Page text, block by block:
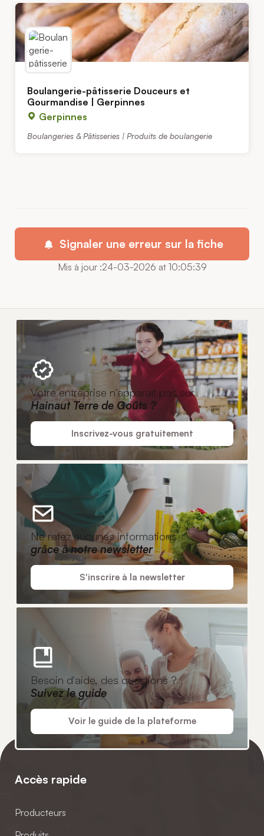
Boulangerie-pâtisserie Douceurs et
Gourmandise | Gerpinnes
Gerpinnes
Boulangeries & Pâtisseries | Produits de boulangerie
Signaler une erreur sur la fiche
Mis à jour :24-03-2026 at 10:05:39
Votre entreprise n'apparaît pas sur
Hainaut Terre de Goûts ?
Inscrivez-vous gratuitement
Ne ratez aucunes informations
grâce à notre newsletter
S'inscrire à la newsletter
Besoin d'aide, des questions ?
Suivez le guide
Voir le guide de la plateforme
Accès rapide
Producteurs